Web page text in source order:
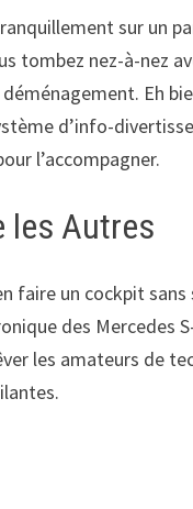
sur un
tombez nez-à-nez
Eh
d’info-
l’accompagner.
les Autres
faire un cockpit
des Mercedes
les amateurs de